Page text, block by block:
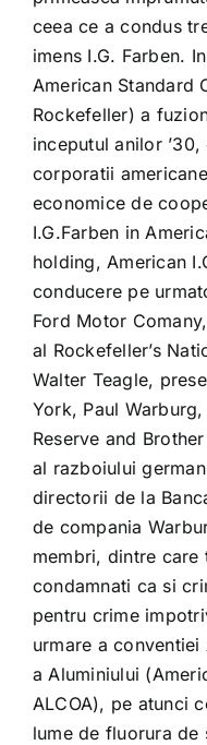
ceea ce a condus
imens I.G. Farben.
American Standard
Rockefeller) a
inceputul anilor
corporatii
economice de
I.G.Farben in
holding, American
conducere pe
Ford Motor
al Rockefeller’s
Walter Teagle,
York, Paul
Reserve and
al razboiului
directorii de la
de compania
membri, dintre
condamnati ca si
pentru crime
urmare a
a Aluminiului
ALCOA), pe atunci
lume de fluorura de